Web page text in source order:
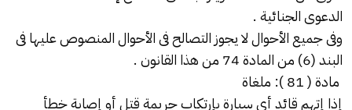
الدعوى الجنائية .
وفى جميع الأحوال لا يجوز التصالح فى الأحوال المنصوص عليها فى
البند (6) من المادة 74 من هذا القانون .
مادة ( 81 ): ملغاة
إذا إتهم قائد أى سيارة بإرتكاب جريمة قتل أو إصابة خطأ